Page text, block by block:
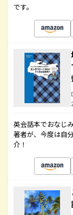
です。
英会話本でおなじ
著者が、今度は自
介！